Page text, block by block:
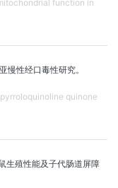
function in
慢性经口毒性研究。
quinone
生殖性能及子代肠道屏障